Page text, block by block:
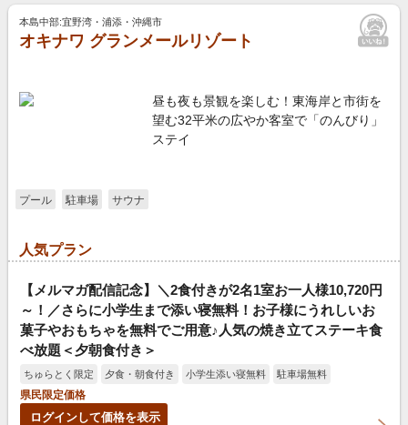
本島中部:宜野湾・浦添・沖縄市
オキナワ グランメールリゾート
昼も夜も景観を楽しむ！東海岸と市街を
望む32平米の広やか客室で「のんびり」
ステイ
プール 駐車場 サウナ
人気プラン
【メルマガ配信記念】＼2食付きが2名1室お一人様10,720円
～！／さらに小学生まで添い寝無料！お子様にうれしいお
菓子やおもちゃを無料でご用意♪人気の焼き立てステーキ食
べ放題＜夕朝食付き＞
ちゅらとく限定 夕食・朝食付き 小学生添い寝無料
駐車場無料
県民限定価格
ログインして価格を表示